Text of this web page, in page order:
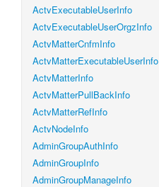
ActvExecutableUserInfo
ActvExecutableUserOrgzInfo
ActvMatterCnfmInfo
ActvMatterExecutableUserInfo
ActvMatterInfo
ActvMatterPullBackInfo
ActvMatterRefInfo
ActvNodeInfo
AdminGroupAuthInfo
AdminGroupInfo
AdminGroupManageInfo